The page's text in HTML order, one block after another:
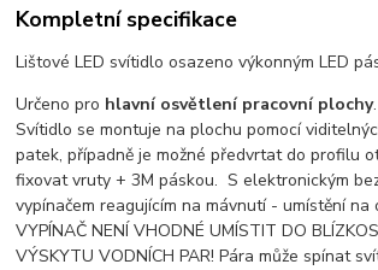
Kompletní specifikace
Lištové LED svítidlo osazeno výkonným LED
Určeno pro hlavní osvětlení pracovní plochy.
Svítidlo se montuje na plochu pomocí
patek, případně je možné předvrtat do profilu
fixovat vruty + 3M páskou. S elektronickým
vypínačem reagujícím na mávnutí - umístění na
VYPÍNAČ NENÍ VHODNÉ UMÍSTIT DO
VÝSKYTU VODNÍCH PAR! Pára může spínat